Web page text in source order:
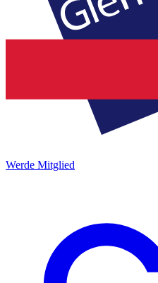
Werde Mitglied